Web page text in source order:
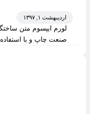
اردیبهشت ۱, ۱۳۹۷
لورم ایپسوم متن
صنعت چاپ و با